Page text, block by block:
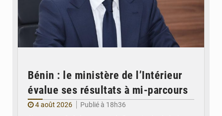
Bénin : le ministère de l’Intérieur
évalue ses résultats à mi-parcours
4 août 2026
Publié à 18h36